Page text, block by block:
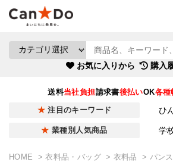
お気に入りから 購入
送料当社負担請求書後払いOK各種
注目のキーワード ひ
業種別人気商品 学
HOME 衣料品・バッグ 衣料品 パン